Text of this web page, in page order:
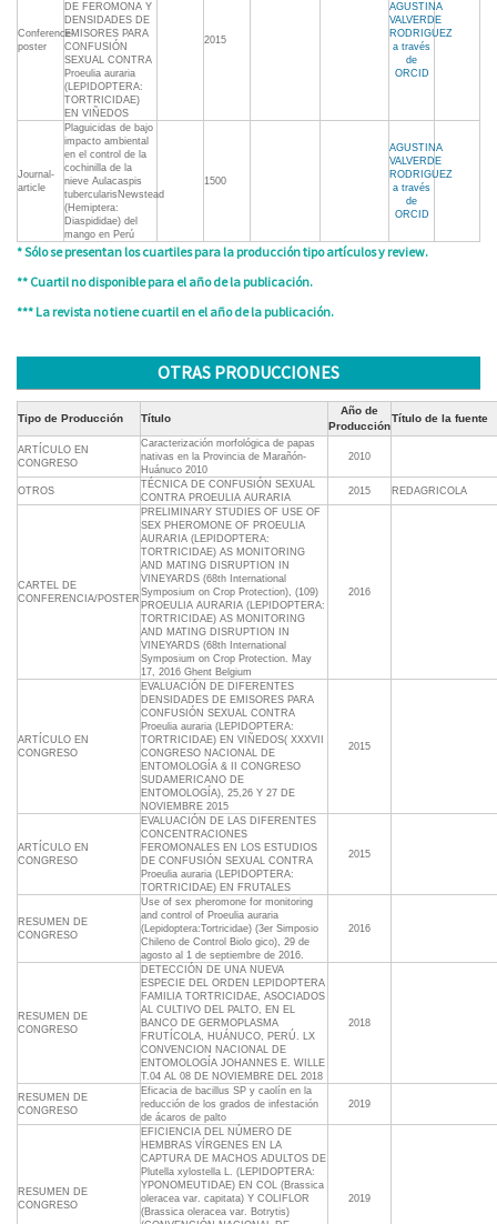
Conference-
poster
DE FEROMONA Y
DENSIDADES DE
EMISORES PARA
CONFUSIÓN
SEXUAL CONTRA
Proeulia auraria
(LEPIDOPTERA:
TORTRICIDAE)
EN VIÑEDOS
2015
AGUSTINA
VALVERDE
RODRIGUEZ
a través
de
ORCID
Journal-
article
Plaguicidas de bajo
impacto ambiental
en el control de la
cochinilla de la
nieve Aulacaspis
tubercularisNewstead
(Hemiptera:
Diaspididae) del
mango en Perú
1500
AGUSTINA
VALVERDE
RODRIGUEZ
a través
de
ORCID
* Sólo se presentan los cuartiles para la producción tipo artículos y review.
** Cuartil no disponible para el año de la publicación.
*** La revista no tiene cuartil en el año de la publicación.
OTRAS PRODUCCIONES
Tipo de Producción Título
Año de
Producción
Título de la fuente
ARTÍCULO EN
CONGRESO
Caracterización morfológica de papas
nativas en la Provincia de Marañón-
Huánuco 2010
2010
OTROS
TÉCNICA DE CONFUSIÓN SEXUAL
CONTRA PROEULIA AURARIA
2015 REDAGRICOLA
CARTEL DE
CONFERENCIA/POSTER
PRELIMINARY STUDIES OF USE OF
SEX PHEROMONE OF PROEULIA
AURARIA (LEPIDOPTERA:
TORTRICIDAE) AS MONITORING
AND MATING DISRUPTION IN
VINEYARDS (68th International
Symposium on Crop Protection), (109)
PROEULIA AURARIA (LEPIDOPTERA:
TORTRICIDAE) AS MONITORING
AND MATING DISRUPTION IN
VINEYARDS (68th International
Symposium on Crop Protection. May
17, 2016 Ghent Belgium
2016
ARTÍCULO EN
CONGRESO
EVALUACIÓN DE DIFERENTES
DENSIDADES DE EMISORES PARA
CONFUSIÓN SEXUAL CONTRA
Proeulia auraria (LEPIDOPTERA:
TORTRICIDAE) EN VIÑEDOS( XXXVII
CONGRESO NACIONAL DE
ENTOMOLOGÍA & II CONGRESO
SUDAMERICANO DE
ENTOMOLOGÍA), 25,26 Y 27 DE
NOVIEMBRE 2015
2015
ARTÍCULO EN
CONGRESO
EVALUACIÓN DE LAS DIFERENTES
CONCENTRACIONES
FEROMONALES EN LOS ESTUDIOS
DE CONFUSIÓN SEXUAL CONTRA
Proeulia auraria (LEPIDOPTERA:
TORTRICIDAE) EN FRUTALES
2015
RESUMEN DE
CONGRESO
Use of sex pheromone for monitoring
and control of Proeulia auraria
(Lepidoptera:Tortricidae) (3er Simposio
Chileno de Control Biolo gico), 29 de
agosto al 1 de septiembre de 2016.
2016
RESUMEN DE
CONGRESO
DETECCIÓN DE UNA NUEVA
ESPECIE DEL ORDEN LEPIDOPTERA
FAMILIA TORTRICIDAE, ASOCIADOS
AL CULTIVO DEL PALTO, EN EL
BANCO DE GERMOPLASMA
FRUTÍCOLA, HUÁNUCO, PERÚ. LX
CONVENCION NACIONAL DE
ENTOMOLOGÍA JOHANNES E. WILLE
T.04 AL 08 DE NOVIEMBRE DEL 2018
2018
RESUMEN DE
CONGRESO
Eficacia de bacillus SP y caolín en la
reducción de los grados de infestación
de ácaros de palto
2019
RESUMEN DE
CONGRESO
EFICIENCIA DEL NÚMERO DE
HEMBRAS VÍRGENES EN LA
CAPTURA DE MACHOS ADULTOS DE
Plutella xylostella L. (LEPIDOPTERA:
YPONOMEUTIDAE) EN COL (Brassica
oleracea var. capitata) Y COLIFLOR
(Brassica oleracea var. Botrytis)
2019